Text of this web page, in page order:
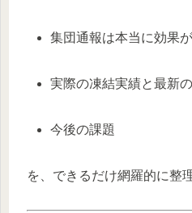
集団通報は本当に効果
実際の凍結実績と最新
今後の課題
を、できるだけ網羅的に整